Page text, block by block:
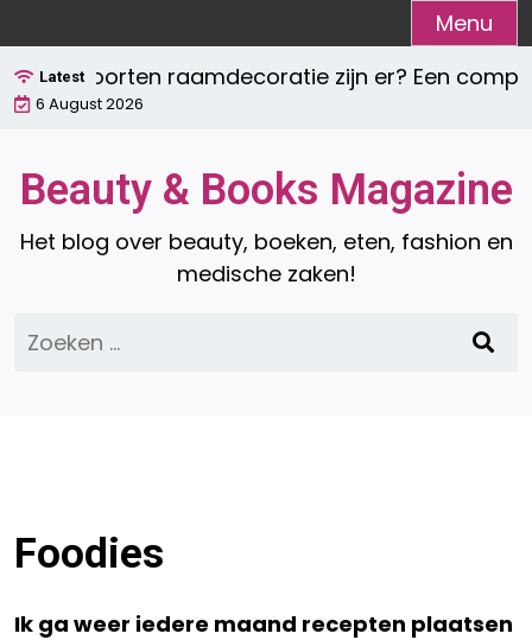
naar
de
inhoud
Menu
Latest
soorten raamdecoratie zijn er? Een
6 August 2026
Beauty & Books Magazine
Het blog over beauty, boeken, eten, fashion en
medische zaken!
Zoeken
naar:
Foodies
Ik ga weer iedere maand recepten plaatsen